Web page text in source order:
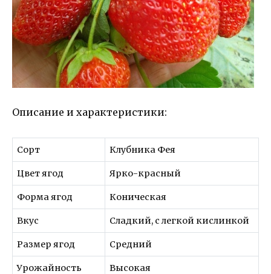
Описание и характеристики:
Сорт Клубника Фея
Цвет ягод Ярко-красный
Форма ягод Коническая
Вкус Сладкий, с легкой кислинкой
Размер ягод Средний
Урожайность Высокая